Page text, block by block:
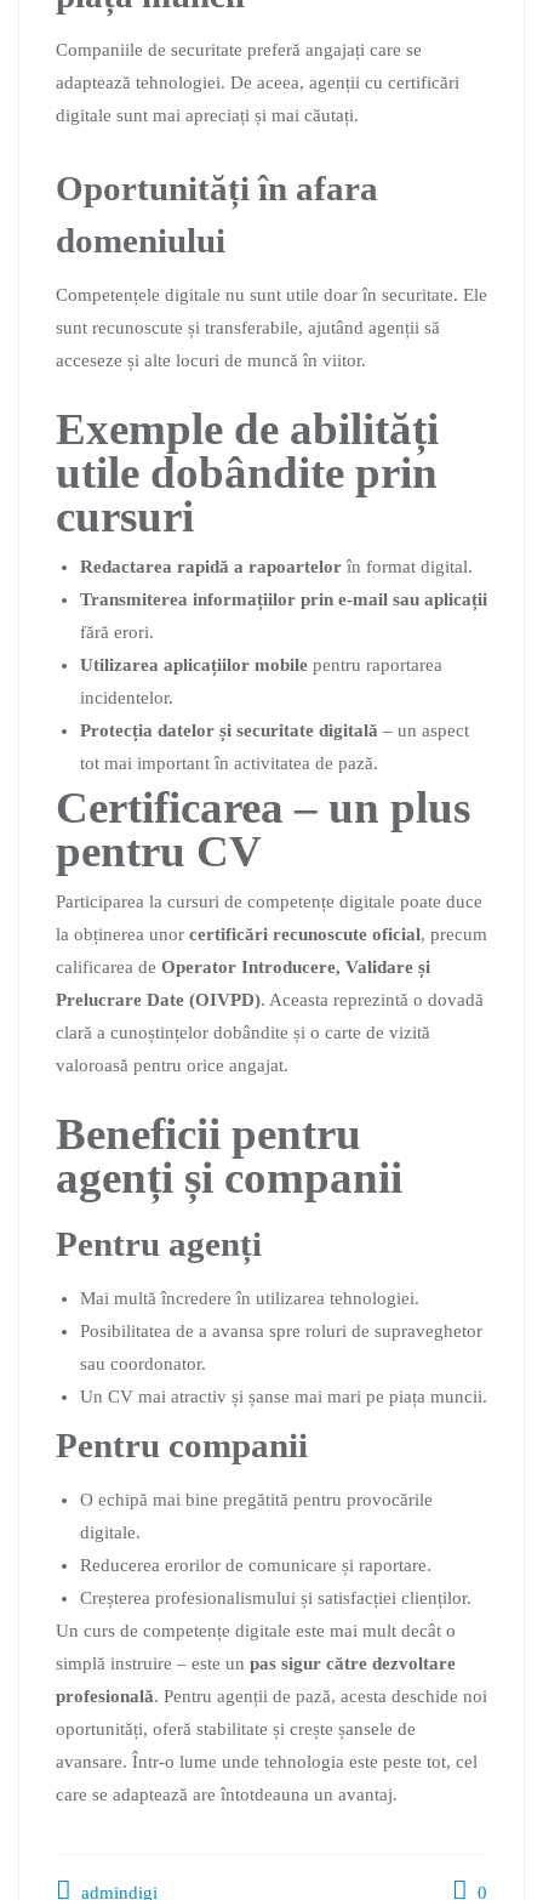
Companiile de securitate preferă angajați care se
adaptează tehnologiei. De aceea, agenții cu certificări
digitale sunt mai apreciați și mai căutați.
Oportunități în afara
domeniului
Competențele digitale nu sunt utile doar în securitate. Ele
sunt recunoscute și transferabile, ajutând agenții să
acceseze și alte locuri de muncă în viitor.
Exemple de abilități
utile dobândite prin
cursuri
Redactarea rapidă a rapoartelorîn format digital.
Transmiterea informațiilor prin e-mail sau aplicații
fără erori.
Utilizarea aplicațiilor mobile pentru raportarea
incidentelor.
Protecția datelor și securitate digitală – un aspect
tot mai important în activitatea de pază.
Certificarea – un plus
pentru CV
Participarea la cursuri de competențe digitale poate duce
la obținerea unor certificări recunoscute oficial, precum
calificarea de Operator Introducere, Validare și
Prelucrare Date (OIVPD). Aceasta reprezintă o dovadă
clară a cunoștințelor dobândite și o carte de vizită
valoroasă pentru orice angajat.
Beneficii pentru
agenți și companii
Pentru agenți
Mai multă încredere în utilizarea tehnologiei.
Posibilitatea de a avansa spre roluri de supraveghetor
sau coordonator.
Un CV mai atractiv și șanse mai mari pe piața muncii.
Pentru companii
O echipă mai bine pregătită pentru provocările
digitale.
Reducerea erorilor de comunicare și raportare.
Creșterea profesionalismului și satisfacției clienților.
Un curs de competențe digitale este mai mult decât o
simplă instruire – este un pas sigur către dezvoltare
profesională. Pentru agenții de pază, acesta deschide noi
oportunități, oferă stabilitate și crește șansele de
avansare. Într-o lume unde tehnologia este peste tot, cel
care se adaptează are întotdeauna un avantaj.
admindigi 0